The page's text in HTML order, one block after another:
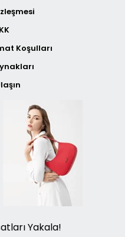
Koşulları
Yakala!